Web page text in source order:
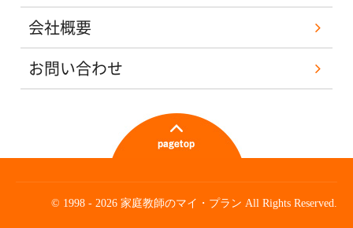
会社概要
お問い合わせ
© 1998 - 2026 家庭教師のマイ・プラン All Rights Reserved.